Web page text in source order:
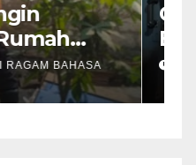
Rumah
BPBD
RAGAM BAHASA